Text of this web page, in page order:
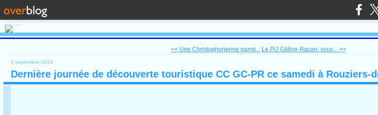
<< Une Christophorienne parmi... Le PIJ Gâtine-Racan, vous... >>
5 septembre 2018
Dernière journée de découverte touristique CC GC-PR ce samedi à Rouziers-